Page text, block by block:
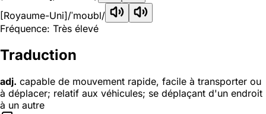
[Royaume-Uni]/ˈmoʊbl/
Fréquence: Très élevé
Traduction
adj. capable de mouvement rapide, facile à transporter ou
à déplacer; relatif aux véhicules; se déplaçant d'un endroit
à un autre